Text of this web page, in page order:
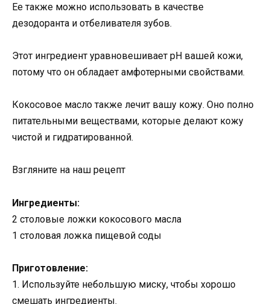
Ее также можно использовать в качестве
дезодоранта и отбеливателя зубов.
Этот ингредиент уравновешивает pH вашей кожи,
потому что он обладает амфотерными свойствами.
Кокосовое масло также лечит вашу кожу. Оно полно
питательными веществами, которые делают кожу
чистой и гидратированной.
Взгляните на наш рецепт
Ингредиенты:
2 столовые ложки кокосового масла
1 столовая ложка пищевой соды
Приготовление:
1. Используйте небольшую миску, чтобы хорошо
смешать ингредиенты.